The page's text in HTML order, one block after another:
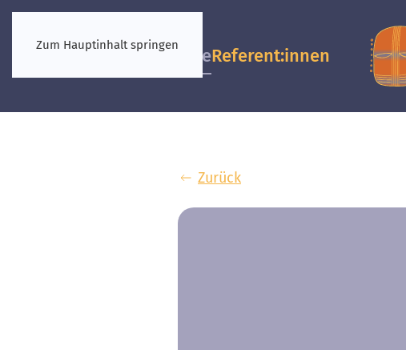
Zum Hauptinhalt springen
VorkongresseReferent:innen
Zurück